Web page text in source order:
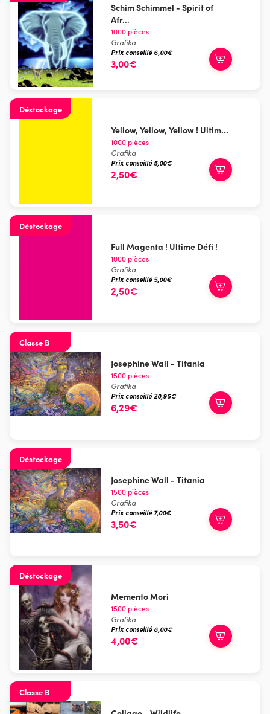
Schim Schimmel - Spirit of
Afr...
1000 pièces
Grafika
Prix conseillé 6,00€
3,00€
Déstockage
Yellow, Yellow, Yellow ! Ultim...
1000 pièces
Grafika
Prix conseillé 5,00€
2,50€
Déstockage
Full Magenta ! Ultime Défi !
1000 pièces
Grafika
Prix conseillé 5,00€
2,50€
Classe B
Josephine Wall - Titania
1500 pièces
Grafika
Prix conseillé 20,95€
6,29€
Déstockage
Josephine Wall - Titania
1500 pièces
Grafika
Prix conseillé 7,00€
3,50€
Déstockage
Memento Mori
1500 pièces
Grafika
Prix conseillé 8,00€
4,00€
Classe B